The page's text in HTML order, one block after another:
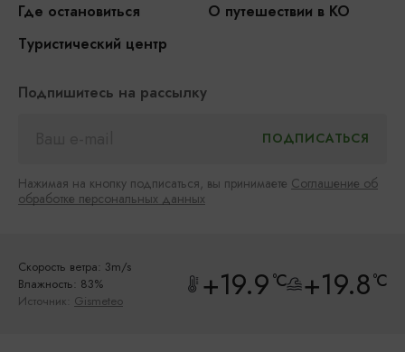
Где остановиться
О путешествии в КО
Туристический центр
Подпишитесь на рассылку
Нажимая на кнопку подписаться, вы принимаете Соглашение об
обработке персональных данных
Скорость ветра: 3m/s
Влажность: 83%
Источник: Gismeteo +19.9°C +19.8°C